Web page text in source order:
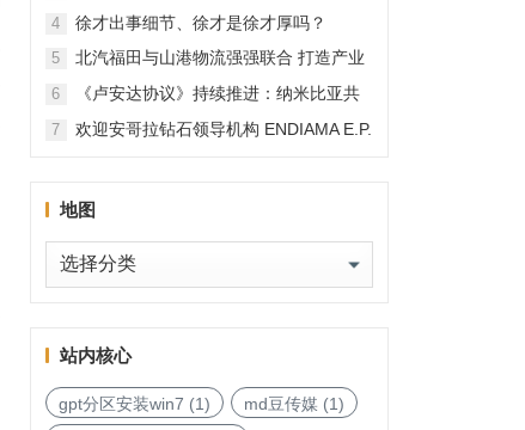
4 徐才出事细节、徐才是徐才厚吗？
5
北汽福田与山港物流强强联合 打造产业
融合新范本
6
《卢安达协议》持续推进：纳米比亚共
和国加入，印度宝石与珠宝出口促进委
员会与迪拜多种商品交易中心启动加入
7
欢迎安哥拉钻石领导机构 ENDIAMA E.P.
地图
地
图
站内核心
gpt分区安装win7 (1) md豆传媒(1)